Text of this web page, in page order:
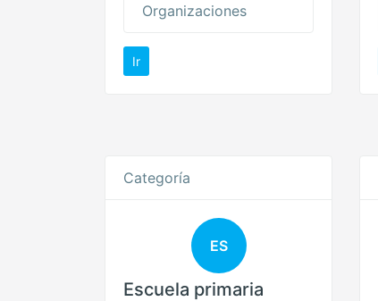
Organizaciones
Ir
Categoría
ES
Escuela primaria